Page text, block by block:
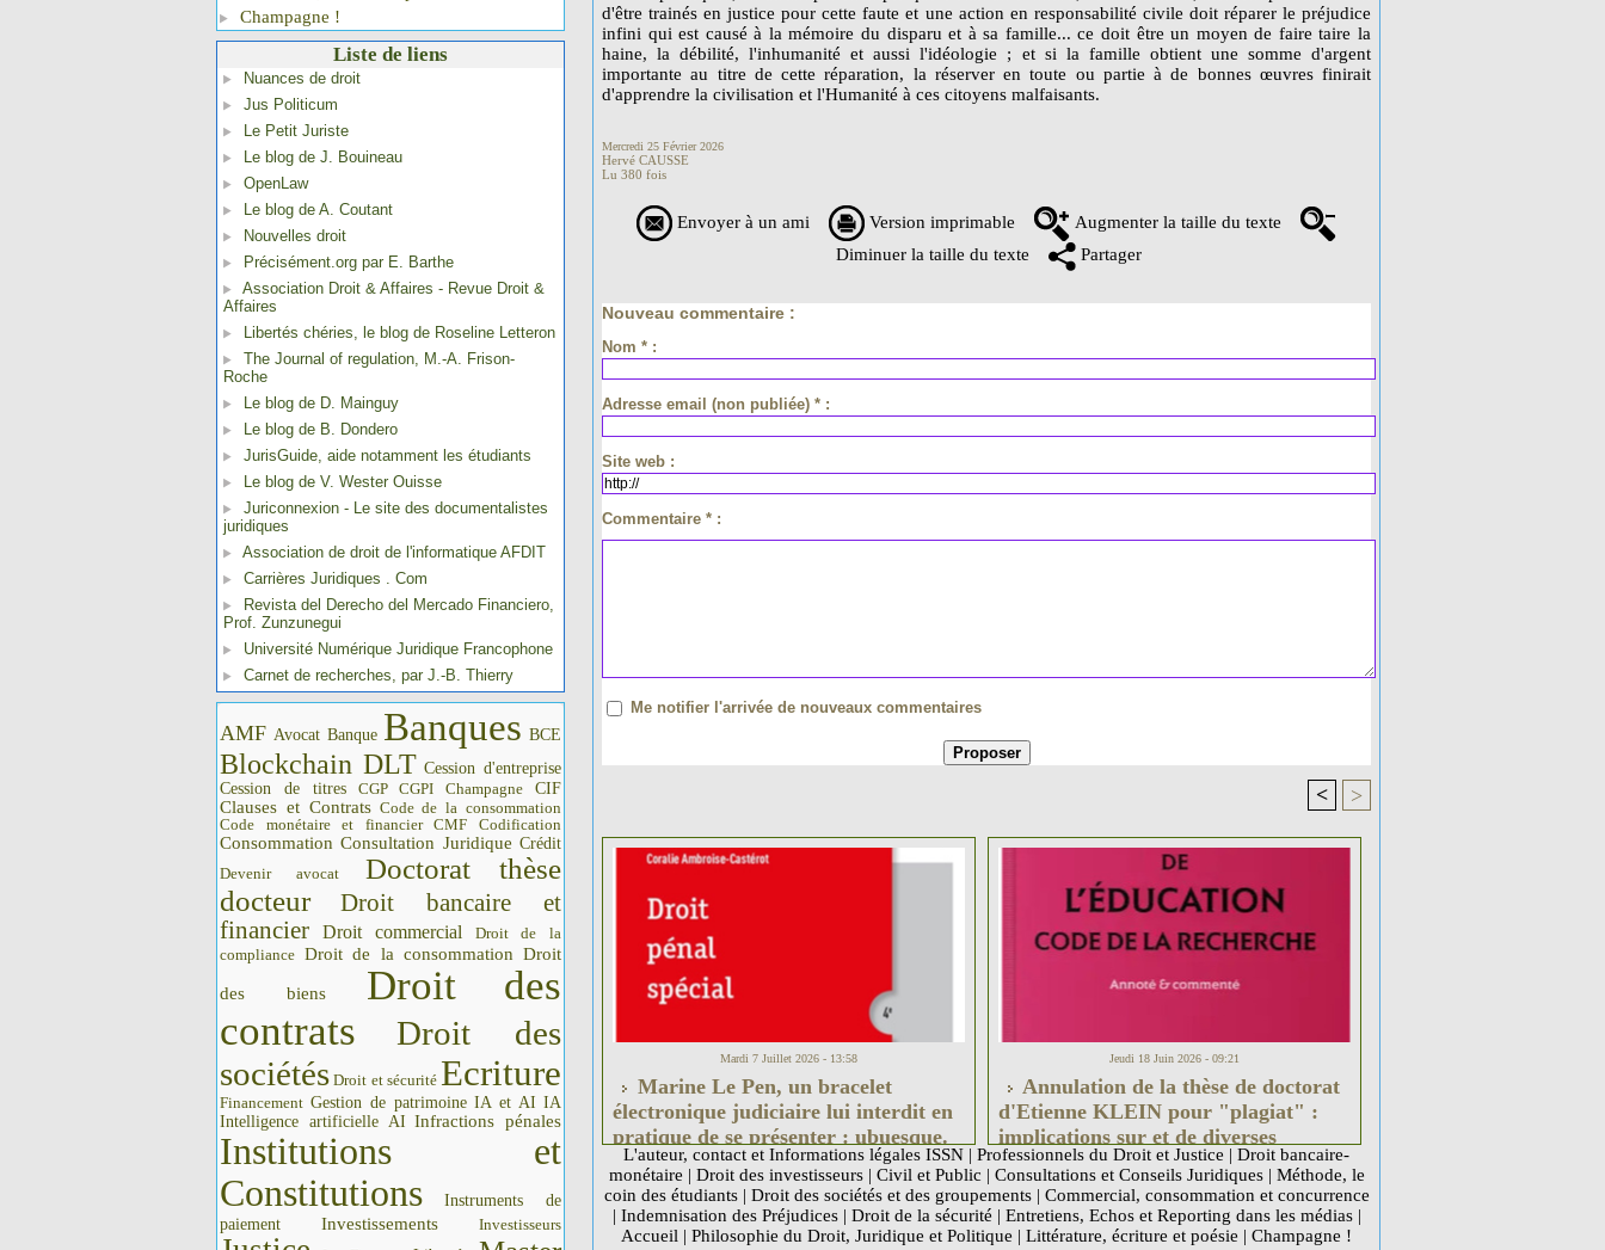
Champagne !
Liste de liens
Nuances de droit
Jus Politicum
Le Petit Juriste
Le blog de J. Bouineau
OpenLaw
Le blog de A. Coutant
Nouvelles droit
Précisément.org par E. Barthe
Association Droit & Affaires - Revue Droit &
Affaires
Libertés chéries, le blog de Roseline Letteron
The Journal of regulation, M.-A. Frison-
Roche
Le blog de D. Mainguy
Le blog de B. Dondero
JurisGuide, aide notamment les étudiants
Le blog de V. Wester Ouisse
Juriconnexion - Le site des documentalistes
juridiques
Association de droit de l'informatique AFDIT
Carrières Juridiques . Com
Revista del Derecho del Mercado Financiero,
Prof. Zunzunegui
Université Numérique Juridique Francophone
Carnet de recherches, par J.-B. Thierry
AMF Avocat Banque Banques BCE
Blockchain DLT Cession d'entreprise
Cession de titres
CGP CGPI Champagne CIF
Clauses et Contrats Code de la consommation
Code monétaire et financier CMF
Codification
Consommation Consultation Juridique Crédit
Devenir avocat
Doctorat thèse
docteur
Droit bancaire et
financier
Droit commercial
Droit de la
compliance Droit de la consommation Droit
des biens
Droit des
contrats
Droit des
sociétés Droit et sécurité Ecriture
Financement Gestion de patrimoine IA et AI IA
Intelligence artificielle AI Infractions pénales
Institutions et
Constitutions
Instruments de
paiement
Investissements Investisseurs
d'être trainés en justice pour cette faute et une action en responsabilité civile doit réparer le préjudice
infini qui est causé à la mémoire du disparu et à sa famille... ce doit être un moyen de faire taire la
haine, la débilité, l'inhumanité et aussi l'idéologie ; et si la famille obtient une somme d'argent
importante au titre de cette réparation, la réserver en toute ou partie à de bonnes œuvres finirait
d'apprendre la civilisation et l'Humanité à ces citoyens malfaisants.
Mercredi 25 Février 2026
Hervé CAUSSE
Lu 380 fois
Envoyer à un ami Version imprimable
Augmenter la taille du texte
Diminuer la taille du texte
Partager
Nouveau commentaire :
Nom * :
Adresse email (non publiée) * :
Site web :
Commentaire * :
Me notifier l'arrivée de nouveaux commentaires
< >
Mardi 7 Juillet 2026 - 13:58
Marine Le Pen, un bracelet
électronique judiciaire lui interdit en
pratique de se présenter : ubuesque.
Jeudi 18 Juin 2026 - 09:21
Annulation de la thèse de doctorat
d'Etienne KLEIN pour "plagiat" :
implications sur et de diverses
institutions (Université, CEA et
France Culture).
L'auteur, contact et Informations légales ISSN | Professionnels du Droit et Justice | Droit bancaire-
monétaire | Droit des investisseurs | Civil et Public | Consultations et Conseils Juridiques | Méthode, le
coin des étudiants | Droit des sociétés et des groupements | Commercial, consommation et concurrence
| Indemnisation des Préjudices | Droit de la sécurité | Entretiens, Echos et Reporting dans les médias |
Accueil | Philosophie du Droit, Juridique et Politique | Littérature, écriture et poésie | Champagne !